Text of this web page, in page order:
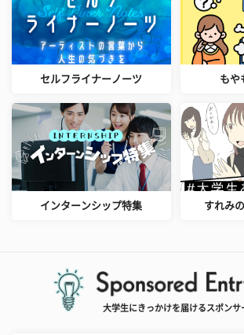
セルフライナーノーツ もや
インターンシップ特集 すれみ
大学生にきっかけを届けるスポンサ